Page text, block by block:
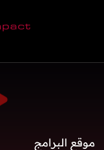
موقع البرامج